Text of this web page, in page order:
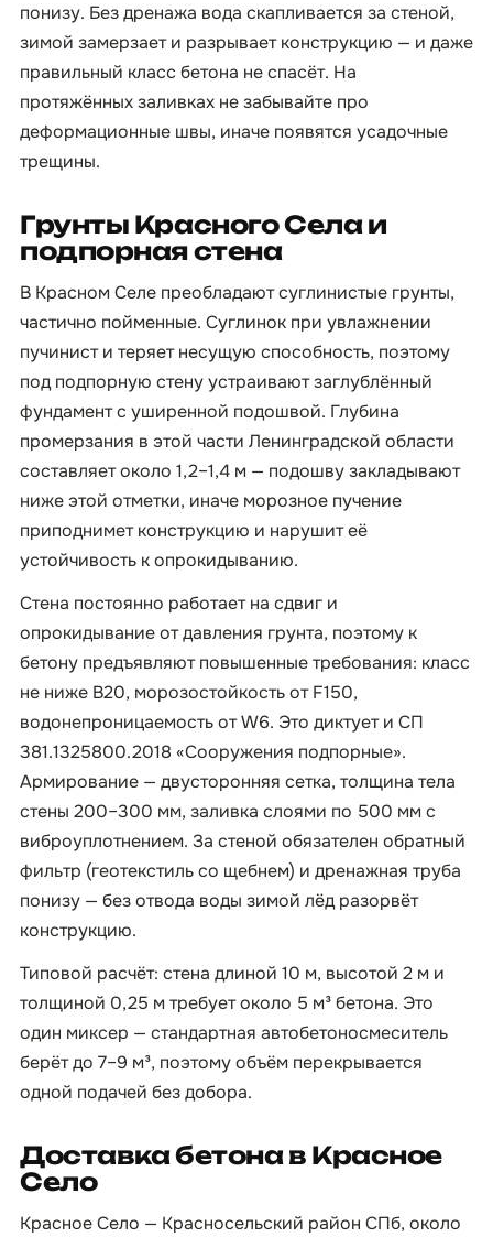
понизу. Без дренажа вода скапливается за стеной,
зимой замерзает и разрывает конструкцию — и даже
правильный класс бетона не спасёт. На
протяжённых заливках не забывайте про
деформационные швы, иначе появятся усадочные
трещины.
Грунты Красного Села и
подпорная стена
В Красном Селе преобладают суглинистые грунты,
частично пойменные. Суглинок при увлажнении
пучинист и теряет несущую способность, поэтому
под подпорную стену устраивают заглублённый
фундамент с уширенной подошвой. Глубина
промерзания в этой части Ленинградской области
составляет около 1,2–1,4 м — подошву закладывают
ниже этой отметки, иначе морозное пучение
приподнимет конструкцию и нарушит её
устойчивость к опрокидыванию.
Стена постоянно работает на сдвиг и
опрокидывание от давления грунта, поэтому к
бетону предъявляют повышенные требования: класс
не ниже B20, морозостойкость от F150,
водонепроницаемость от W6. Это диктует и СП
381.1325800.2018 «Сооружения подпорные».
Армирование — двусторонняя сетка, толщина тела
стены 200–300 мм, заливка слоями по 500 мм с
виброуплотнением. За стеной обязателен обратный
фильтр (геотекстиль со щебнем) и дренажная труба
понизу — без отвода воды зимой лёд разорвёт
конструкцию.
Типовой расчёт: стена длиной 10 м, высотой 2 м и
толщиной 0,25 м требует около 5 м³ бетона. Это
один миксер — стандартная автобетоносмеситель
берёт до 7–9 м³, поэтому объём перекрывается
одной подачей без добора.
Доставка бетона в Красное
Село
Красное Село — Красносельский район СПб, около